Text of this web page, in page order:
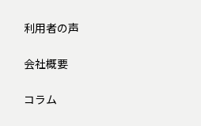
利用者の声
会社概要
コラム